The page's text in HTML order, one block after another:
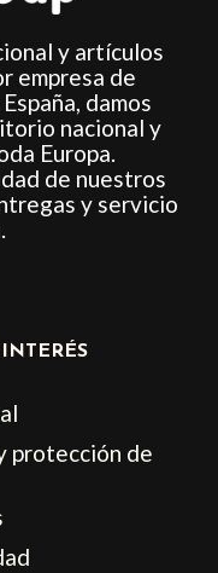
y artículos
empresa de
damos
nacional y
Europa.
de nuestros
y servicio
protección de